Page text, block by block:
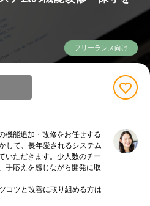
フリーランス向け
機能追加・改修をお任せする
して、長年愛されるシステム
いただきます。少人数のチー
手応えを感じながら開発に取
コツと改善に取り組める方は